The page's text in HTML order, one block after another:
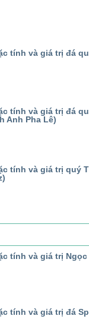
tính và giá trị đá
tính và giá trị đá
Anh Pha Lê)
tính và giá trị quý
tính và giá trị
tính và giá trị đá